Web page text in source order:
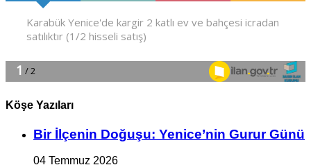
Köşe Yazıları
Bir İlçe­nin Do­ğu­şu: Ye­ni­ce’nin Gurur Günü
04 Temmuz 2026